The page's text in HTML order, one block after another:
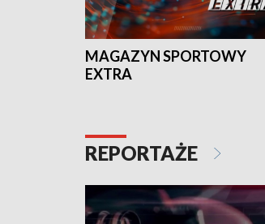
MAGAZYN SPORTOWY
EXTRA
REPORTAŻE